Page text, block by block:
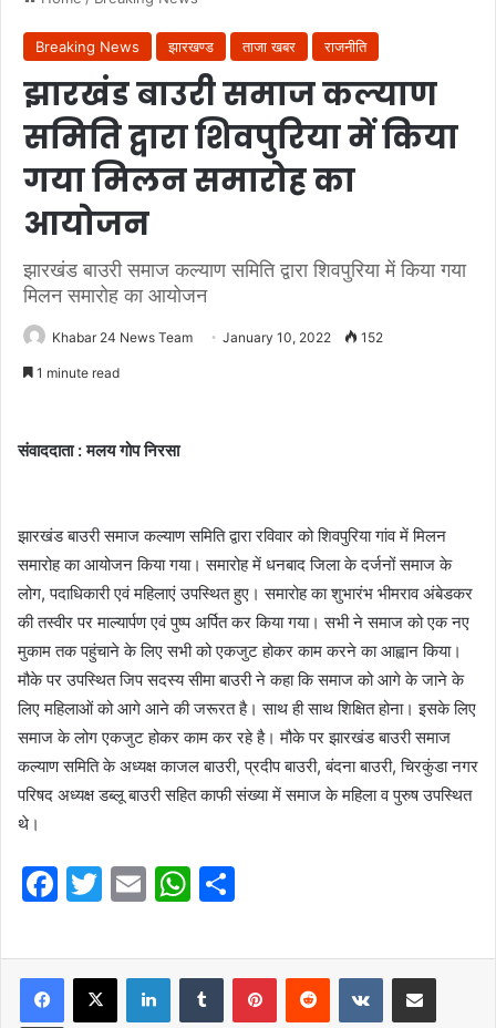
Breaking News झारखण्ड ताजा खबर राजनीति
झारखंड बाउरी समाज कल्याण
समिति द्वारा शिवपुरिया में किया
गया मिलन समारोह का
आयोजन
झारखंड बाउरी समाज कल्याण समिति द्वारा शिवपुरिया में किया गया
मिलन समारोह का आयोजन
Khabar 24 News Team January 10, 2022 152
1 minute read
संवाददाता : मलय गोप निरसा
झारखंड बाउरी समाज कल्याण समिति द्वारा रविवार को शिवपुरिया गांव में मिलन
समारोह का आयोजन किया गया। समारोह में धनबाद जिला के दर्जनों समाज के
लोग, पदाधिकारी एवं महिलाएं उपस्थित हुए। समारोह का शुभारंभ भीमराव अंबेडकर
की तस्वीर पर माल्यार्पण एवं पुष्प अर्पित कर किया गया। सभी ने समाज को एक नए
मुकाम तक पहुंचाने के लिए सभी को एकजुट होकर काम करने का आह्वान किया।
मौके पर उपस्थित जिप सदस्य सीमा बाउरी ने कहा कि समाज को आगे के जाने के
लिए महिलाओं को आगे आने की जरूरत है। साथ ही साथ शिक्षित होना। इसके लिए
समाज के लोग एकजुट होकर काम कर रहे है। मौके पर झारखंड बाउरी समाज
कल्याण समिति के अध्यक्ष काजल बाउरी, प्रदीप बाउरी, बंदना बाउरी, चिरकुंडा नगर
परिषद अध्यक्ष डब्लू बाउरी सहित काफी संख्या में समाज के महिला व पुरुष उपस्थित
थे।
F
c
e
T
itt
er
E
ai
l
W
at
s
ar
e
LinkedInTumblr PinterestReddit VKontakteShare via Email